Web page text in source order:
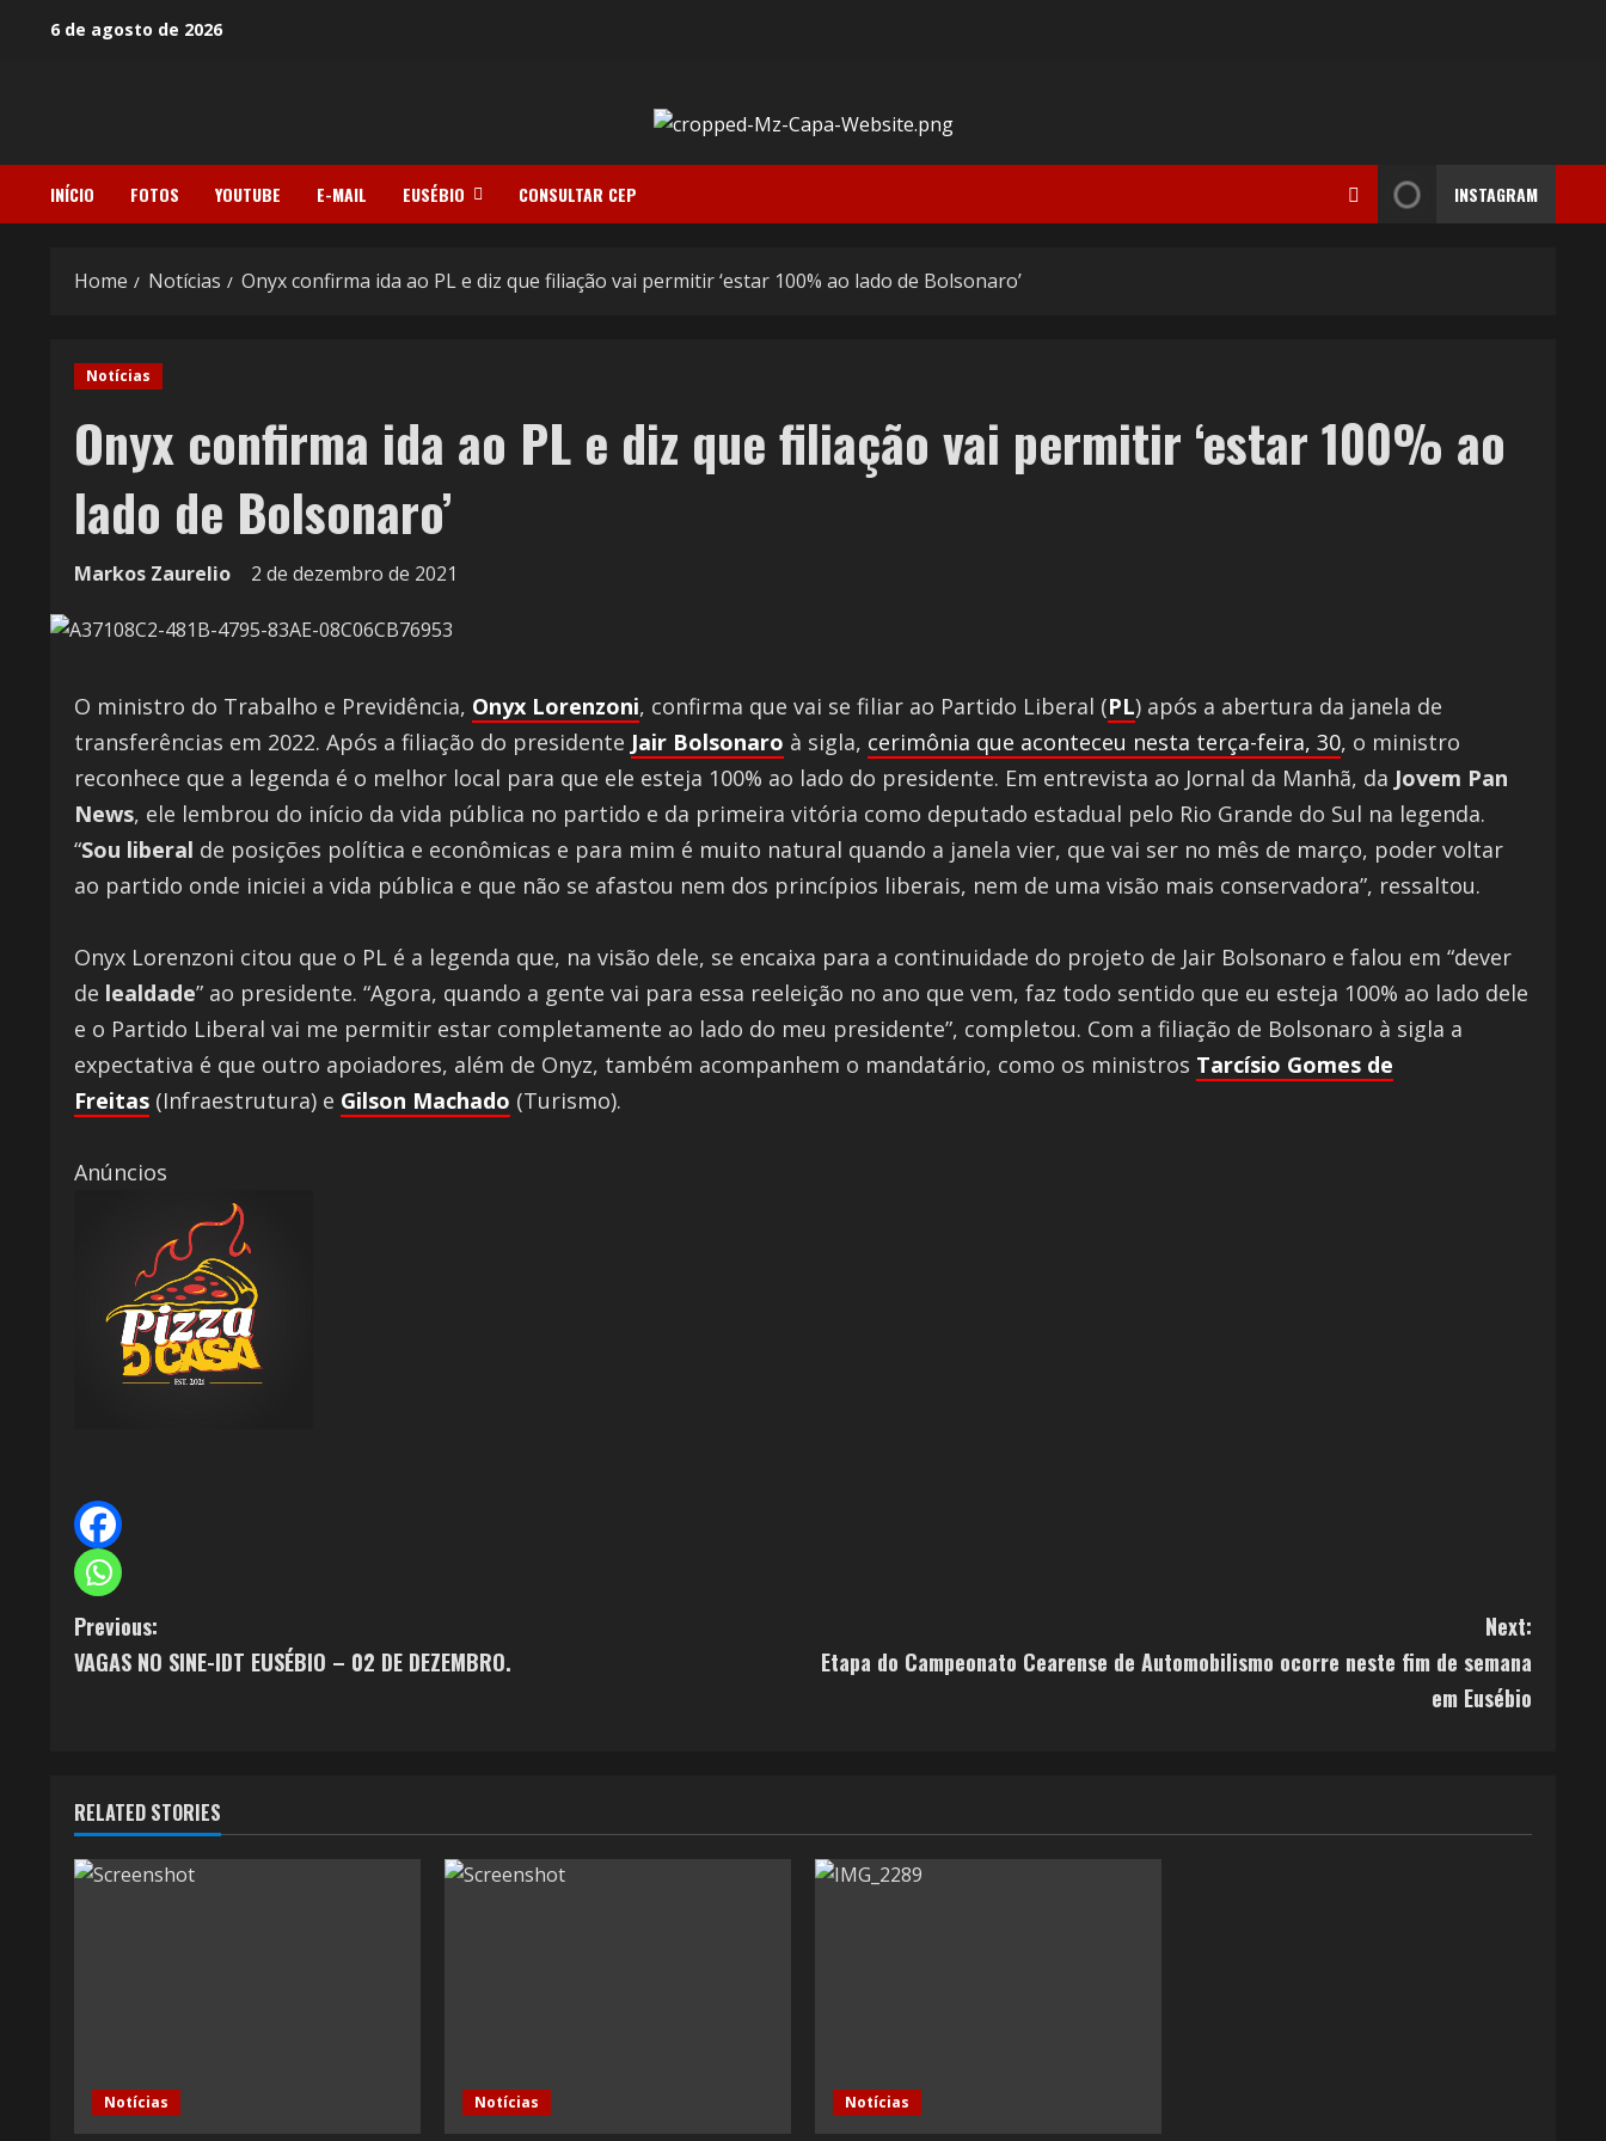
6 de agosto de 2026
INÍCIO FOTOS YOUTUBE E-MAIL EUSÉBIO CONSULTAR CEP INSTAGRAM
Home Notícias Onyx confirma ida ao PL e diz que filiação vai permitir ‘estar 100% ao lado de Bolsonaro’
Notícias
Onyx confirma ida ao PL e diz que filiação vai permitir ‘estar 100% ao
lado de Bolsonaro’
Markos Zaurelio 2 de dezembro de 2021
O ministro do Trabalho e Previdência, Onyx Lorenzoni, confirma que vai se filiar ao Partido Liberal (PL) após a abertura da janela de
transferências em 2022. Após a filiação do presidente Jair Bolsonaro à sigla, cerimônia que aconteceu nesta terça-feira, 30, o ministro
reconhece que a legenda é o melhor local para que ele esteja 100% ao lado do presidente. Em entrevista ao Jornal da Manhã, da Jovem Pan
News, ele lembrou do início da vida pública no partido e da primeira vitória como deputado estadual pelo Rio Grande do Sul na legenda.
“Sou liberal de posições política e econômicas e para mim é muito natural quando a janela vier, que vai ser no mês de março, poder voltar
ao partido onde iniciei a vida pública e que não se afastou nem dos princípios liberais, nem de uma visão mais conservadora”, ressaltou.
Onyx Lorenzoni citou que o PL é a legenda que, na visão dele, se encaixa para a continuidade do projeto de Jair Bolsonaro e falou em “dever
de lealdade” ao presidente. “Agora, quando a gente vai para essa reeleição no ano que vem, faz todo sentido que eu esteja 100% ao lado dele
e o Partido Liberal vai me permitir estar completamente ao lado do meu presidente”, completou. Com a filiação de Bolsonaro à sigla a
expectativa é que outro apoiadores, além de Onyz, também acompanhem o mandatário, como os ministros Tarcísio Gomes de
Freitas (Infraestrutura) e Gilson Machado (Turismo).
Anúncios
C
o
i
n
Previous:
VAGAS NO SINE-IDT EUSÉBIO – 02 DE DEZEMBRO.
Next:
Etapa do Campeonato Cearense de Automobilismo ocorre neste fim de semana
em Eusébio
RELATED STORIES
Notícias Notícias Notícias